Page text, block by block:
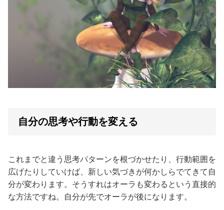
自分の思考や行動を変える
これまでと違う思考パターンを根づかせたり、行動範囲を
広げたりしていけば、新しい気づきが何かしらでてきて自
分が変わります。そうすれはオーラも変わるという直接的
な方法ですね。自分が先でオーラが後になります。